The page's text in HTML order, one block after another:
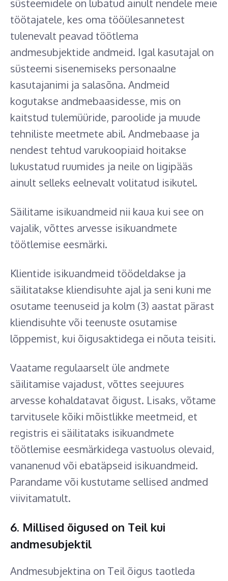
süsteemidele on lubatud ainult nendele meie
töötajatele, kes oma tööülesannetest
tulenevalt peavad töötlema
andmesubjektide andmeid. Igal kasutajal on
süsteemi sisenemiseks personaalne
kasutajanimi ja salasõna. Andmeid
kogutakse andmebaasidesse, mis on
kaitstud tulemüüride, paroolide ja muude
tehniliste meetmete abil. Andmebaase ja
nendest tehtud varukoopiaid hoitakse
lukustatud ruumides ja neile on ligipääs
ainult selleks eelnevalt volitatud isikutel.
Säilitame isikuandmeid nii kaua kui see on
vajalik, võttes arvesse isikuandmete
töötlemise eesmärki.
Klientide isikuandmeid töödeldakse ja
säilitatakse kliendisuhte ajal ja seni kuni me
osutame teenuseid ja kolm (3) aastat pärast
kliendisuhte või teenuste osutamise
lõppemist, kui õigusaktidega ei nõuta teisiti.
Vaatame regulaarselt üle andmete
säilitamise vajadust, võttes seejuures
arvesse kohaldatavat õigust. Lisaks, võtame
tarvitusele kõiki mõistlikke meetmeid, et
registris ei säilitataks isikuandmete
töötlemise eesmärkidega vastuolus olevaid,
vananenud või ebatäpseid isikuandmeid.
Parandame või kustutame sellised andmed
viivitamatult.
6. Millised õigused on Teil kui
andmesubjektil
Andmesubjektina on Teil õigus taotleda